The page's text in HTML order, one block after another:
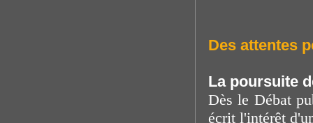
Des attentes
La poursuite
Dès le Débat
écrit l'intérêt